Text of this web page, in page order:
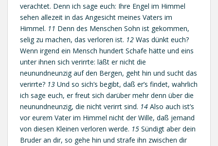
verachtet. Denn ich sage euch: Ihre Engel im Himmel
sehen allezeit in das Angesicht meines Vaters im
Himmel. 11 Denn des Menschen Sohn ist gekommen,
selig zu machen, das verloren ist. 12 Was dünkt euch?
Wenn irgend ein Mensch hundert Schafe hätte und eins
unter ihnen sich verirrte: läßt er nicht die
neunundneunzig auf den Bergen, geht hin und sucht das
verirrte? 13 Und so sich’s begibt, daß er’s findet, wahrlich
ich sage euch, er freut sich darüber mehr denn über die
neunundneunzig, die nicht verirrt sind. 14 Also auch ist’s
vor eurem Vater im Himmel nicht der Wille, daß jemand
von diesen Kleinen verloren werde. 15 Sündigt aber dein
Bruder an dir, so gehe hin und strafe ihn zwischen dir